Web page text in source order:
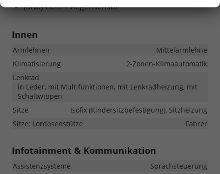
(8N6) Licht-/ Regensensor
Innen
Armlehnen
Mittelarmlehne
Klimatisierung
2-Zonen-Klimaautomatik
Lenkrad
in Leder, mit Multifunktionen, mit Lenkradheizung, mit
Schaltwippen
Sitze
Isofix (Kindersitzbefestigung), Sitzheizung
Sitze: Lordosenstütze
Fahrer
Infotainment & Kommunikation
Assistenzsysteme
Sprachsteuerung